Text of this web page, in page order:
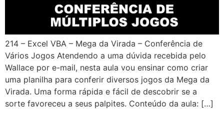
214 – Excel VBA – Mega da Virada – Conferência de
Vários Jogos Atendendo a uma dúvida recebida pelo
Wallace por e-mail, nesta aula vou ensinar como criar
uma planilha para conferir diversos jogos da Mega da
Virada. Uma forma rápida e fácil de descobrir se a
sorte favoreceu a seus palpites. Conteúdo da aula: […]